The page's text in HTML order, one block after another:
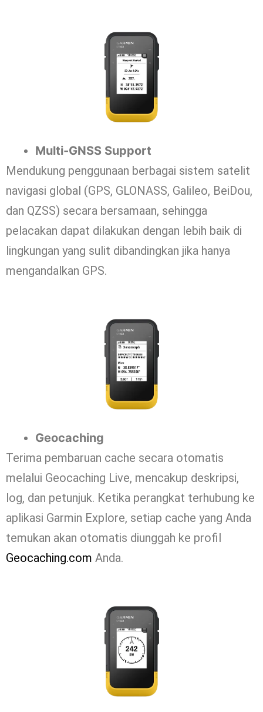
Multi-GNSS Support
Mendukung penggunaan berbagai sistem satelit
navigasi global (GPS, GLONASS, Galileo, BeiDou,
dan QZSS) secara bersamaan, sehingga
pelacakan dapat dilakukan dengan lebih baik di
lingkungan yang sulit dibandingkan jika hanya
mengandalkan GPS.
Geocaching
Terima pembaruan cache secara otomatis
melalui Geocaching Live, mencakup deskripsi,
log, dan petunjuk. Ketika perangkat terhubung ke
aplikasi Garmin Explore, setiap cache yang Anda
temukan akan otomatis diunggah ke profil
Geocaching.com Anda.